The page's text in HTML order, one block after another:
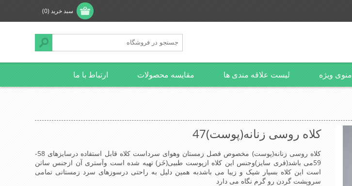
سبد خرید (0)
منوی ویژه لیست علاقه مندی ها مقایسه محصولات ارتباط با ما
کلاه روسی زنانه(پوست)47
کلاه روسی زنانه(پوست) مخصوص فصل زمستان وهوای سرداست کلاه قابل استفاده درسایزهای 58-
59می باشد(فری سایز)وجنس این کلاه ازپوست طبیی(خَز) تهیه شده است وآستری آن ازجنس ساتن
است این کلاه بسیار شیک و زیبا می باشدبه همین دلیل به راحتی درسوزهای سرد زمستانی تمامی
سروپشت گردن رو گرم نگاه می دارد